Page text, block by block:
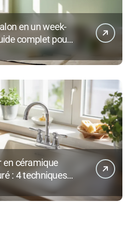
en un week-
complet pour
en céramique
: 4 techniques
dégâts